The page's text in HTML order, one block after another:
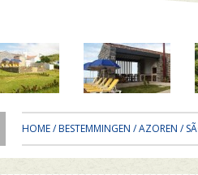
HOME/BESTEMMINGEN /AZOREN /